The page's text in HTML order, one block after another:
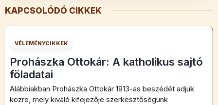
KAPCSOLÓDÓ CIKKEK
VÉLEMÉNYCIKKEK
Prohászka Ottokár: A katholikus sajtó
föladatai
Alábbiakban Prohászka Ottokár 1913-as beszédét adjuk
közre, mely kiváló kifejezője szerkesztőségünk